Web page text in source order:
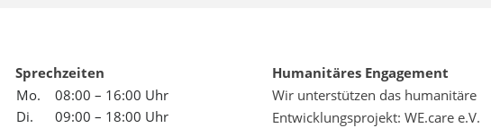
Sprechzeiten
Mo.
08:00 – 16:00 Uhr
Di.
09:00 – 18:00 Uhr
Humanitäres Engagement
Wir unterstützen das humanitäre
Entwicklungsprojekt: WE.care e.V.